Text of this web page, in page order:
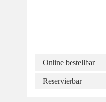
Online bestellbar
Reservierbar